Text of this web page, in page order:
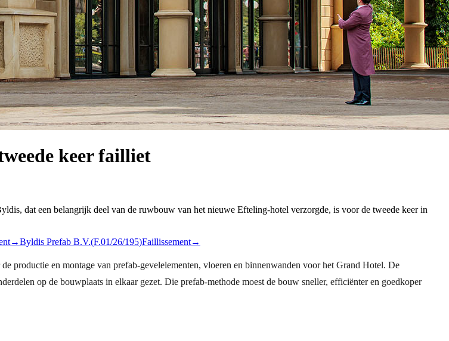
keer failliet
dat een belangrijk deel van de ruwbouw van het nieuwe Efteling-hotel verzorgde, is voor de tweede keer in
→Byldis Prefab B.V.(F.01/26/195)Faillissement→
productie en montage van prefab-gevelelementen, vloeren en binnenwanden voor het Grand Hotel. De
op de bouwplaats in elkaar gezet. Die prefab-methode moest de bouw sneller, efficiënter en goedkoper